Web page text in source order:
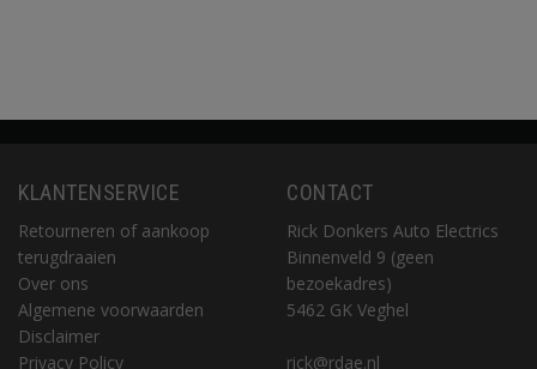
KLANTENSERVICE
Retourneren of aankoop
terugdraaien
Over ons
Algemene voorwaarden
Disclaimer
Privacy Policy
CONTACT
Rick Donkers Auto Electrics
Binnenveld 9 (geen
bezoekadres)
5462 GK Veghel
rick@rdae.nl